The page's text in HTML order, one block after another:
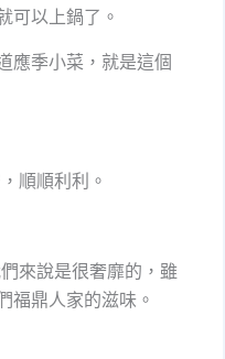
可以上鍋了。
應季小菜，就是這個
順順利利。
來說是很奢靡的，雖
福鼎人家的滋味。